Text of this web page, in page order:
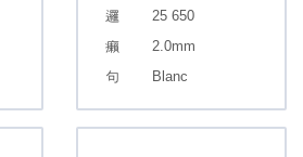
25 650
2.0mm
Blanc